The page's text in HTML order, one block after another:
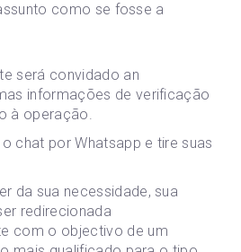
como se fosse a
será convidado an
informações de verificação
à operação.
chat por Whatsapp e tire suas
da sua necessidade, sua
redirecionada
com o objectivo de um